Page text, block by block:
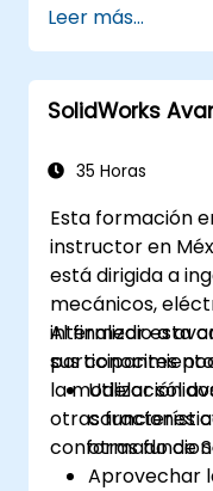
modelado
Dominar las
avanzado de
Leer más...
SolidWorks
35 Horas
Esta formación
instructor en
está dirigida a
mecánicos,
intermedio a
sus
la modelación
otras funciones
conformado de
Al finalizar esta
participantes
Utilizar
otras
Aprovechar